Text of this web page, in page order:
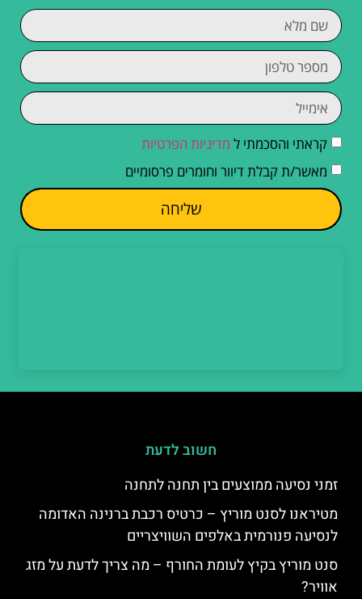
קראתי והסכמתי ל מדיניות הפרטיות
מאשר/ת קבלת דיוור וחומרים פרסומיים
שליחה
חשוב לדעת
זמני נסיעה ממוצעים בין תחנה לתחנה
מטיראנו לסנט מוריץ – כרטיס רכבת ברנינה האדומה
לנסיעה פנורמית באלפים השוויצריים
סנט מוריץ בקיץ לעומת החורף – מה צריך לדעת על מזג
אוויר?